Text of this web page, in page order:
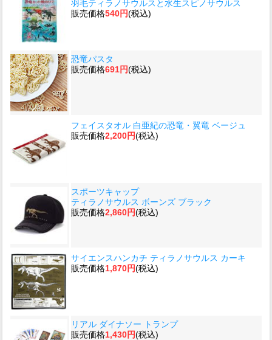
羽毛ティラノサウルスと水生スピノサウルス
販売価格540円(税込)
恐竜パスタ
販売価格691円(税込)
フェイスタオル 白亜紀の恐竜・翼竜 ベージュ
販売価格2,200円(税込)
スポーツキャップ
ティラノサウルス ボーンズ ブラック
販売価格2,860円(税込)
サイエンスハンカチ ティラノサウルス カーキ
販売価格1,870円(税込)
リアル ダイナソー トランプ
販売価格1,430円(税込)